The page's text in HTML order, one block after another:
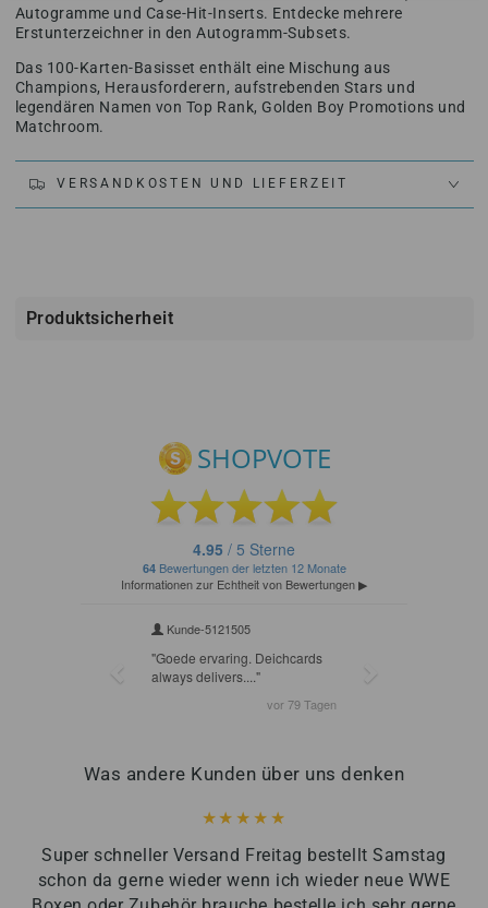
Autogramme und Case-Hit-Inserts. Entdecke mehrere
Erstunterzeichner in den Autogramm-Subsets.
Das 100-Karten-Basisset enthält eine Mischung aus
Champions, Herausforderern, aufstrebenden Stars und
legendären Namen von Top Rank, Golden Boy Promotions und
Matchroom.
VERSANDKOSTEN UND LIEFERZEIT
Produktsicherheit
Was andere Kunden über uns denken
Super schneller Versand Freitag bestellt Samstag
schon da gerne wieder wenn ich wieder neue WWE